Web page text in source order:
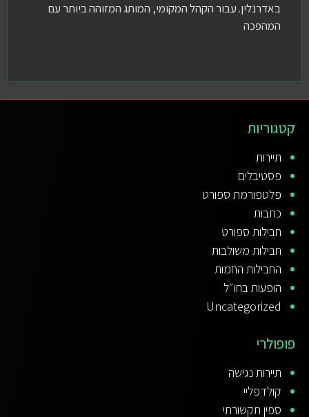
באדרנלין. עבור הקהל המקומי, המותג המזוהה ביותר עם
המהפכה
קטגוריות
תיירות
פסטיבלים
פלטפורמת ספורט
כתבות
חבילות ספורט
חבילות משולבות
החבילות החמות
הופעות בחו״ל
Uncategorized
פופולרי
תיירות נגישה
קולדפליי
ספין תקשורתי